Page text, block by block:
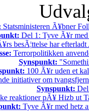
Statsministeren Ã¥bner
Del 1: Tyve Ã¥r med
besÃ¦ttelse har
Terrorpolitikken
Synspunkt:
100 Ã¥r uden et
initiativer om
Synspunkt:
reaktioner pÃ¥ Hizb ut
Tyve Ã¥r med hetz